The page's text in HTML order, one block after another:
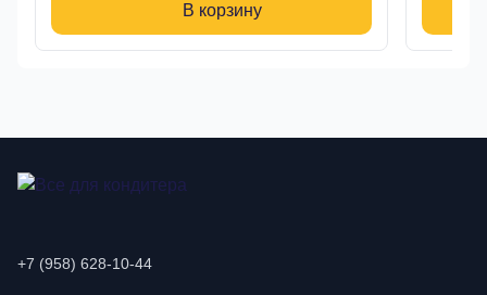
В корзину
+7 (958) 628-10-44